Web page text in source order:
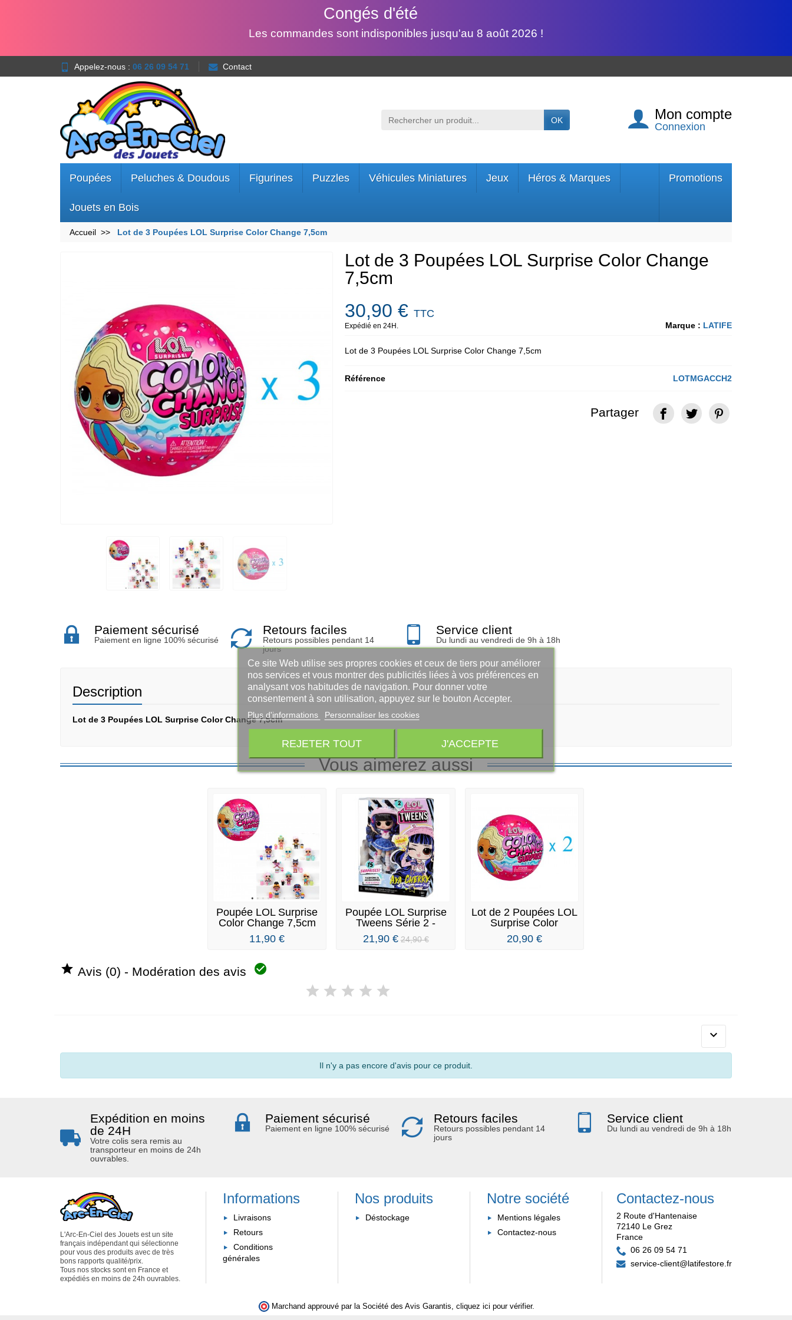
Congés d'été
Les commandes sont indisponibles jusqu'au 8 août 2026 !
Appelez-nous : 06 26 09 54 71 Contact
OK Mon compte
Connexion
Poupées Peluches & Doudous Figurines Puzzles Véhicules Miniatures Jeux Héros & Marques
Jouets en Bois
Promotions
Accueil Lot de 3 Poupées LOL Surprise Color Change 7,5cm
Lot de 3 Poupées LOL Surprise Color Change
7,5cm
Marque : LATIFE
30,90 €TTC
Expédié en 24H.
Lot de 3 Poupées LOL Surprise Color Change 7,5cm
Référence LOTMGACCH2
Partager
Paiement sécurisé
Paiement en ligne 100% sécurisé
Retours faciles
Retours possibles pendant 14
jours
Service client
Du lundi au vendredi de 9h à 18h
Description
Lot de 3 Poupées LOL Surprise Color Change 7,5cm
Vous aimerez aussi
Poupée LOL Surprise
Color Change 7,5cm
11,90 €
Poupée LOL Surprise
Tweens Série 2 -
Aya...
21,90 € 24,90 €
Lot de 2 Poupées LOL
Surprise Color
Change...
20,90 €
 Avis (0) - Modération des avis 

Il n'y a pas encore d'avis pour ce produit.
Expédition en moins
de 24H
Votre colis sera remis au
transporteur en moins de 24h
ouvrables.
Paiement sécurisé
Paiement en ligne 100% sécurisé
Retours faciles
Retours possibles pendant 14
jours
Service client
Du lundi au vendredi de 9h à 18h
L'Arc-En-Ciel des Jouets est un site
français indépendant qui sélectionne
pour vous des produits avec de très
bons rapports qualité/prix.
Tous nos stocks sont en France et
expédiés en moins de 24h ouvrables.
Informations
Livraisons
Retours
Conditions
générales
Nos produits
Déstockage
Notre société
Mentions légales
Contactez-nous
Contactez-nous
2 Route d'Hantenaise
72140 Le Grez
France
06 26 09 54 71
service-client@latifestore.fr
Marchand approuvé par la Société des Avis Garantis, cliquez ici pour vérifier.
Ce site Web utilise ses propres cookies et ceux de tiers pour améliorer
nos services et vous montrer des publicités liées à vos préférences en
analysant vos habitudes de navigation. Pour donner votre
consentement à son utilisation, appuyez sur le bouton Accepter.
Plus d'informations Personnaliser les cookies
REJETER TOUT J'ACCEPTE